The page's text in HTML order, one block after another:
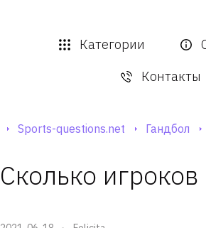
Категории
Контакты
Sports-questions.net Гандбол
Сколько